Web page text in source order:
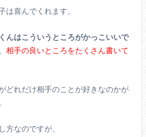
は喜んでくれます。
くんはこういうところがかっこいいで
相手の良いところをたくさん書いて
どれだけ相手のことが好きなのかが
方なのですが、